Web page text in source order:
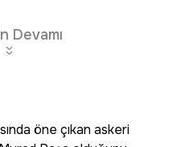
Devamı
öne çıkan askeri